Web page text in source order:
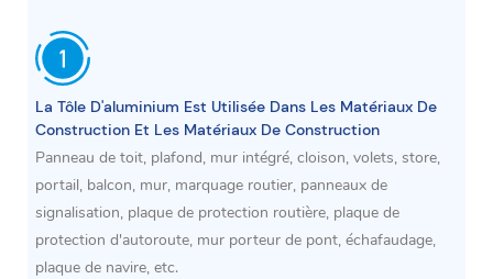
La Tôle D'aluminium Est Utilisée Dans Les Matériaux De
Construction Et Les Matériaux De Construction
Panneau de toit, plafond, mur intégré, cloison, volets, store,
portail, balcon, mur, marquage routier, panneaux de
signalisation, plaque de protection routière, plaque de
protection d'autoroute, mur porteur de pont, échafaudage,
plaque de navire, etc.